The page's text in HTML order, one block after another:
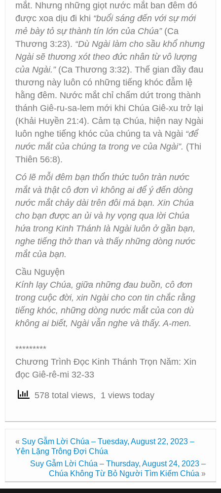
mắt. Nhưng những giọt nước mắt ban đêm đó
được xoa dịu đi khi “buổi sáng đến với sự mới
mẻ bày tỏ sự thành tín lớn của Chúa”(Ca
Thương 3:23). “Dù Ngài làm cho sầu khổ nhưng
Ngài sẽ thương xót theo đức nhân từ vô lượng
của Ngài.” (Ca Thương 3:32). Thế gian đầy đau
thương này luôn có những tiếng khóc đẫm lệ
hằng đêm. Nước mắt chỉ chấm dứt trong thành
thánh Giê-ru-sa-lem mới khi Chúa Giê-xu trở lại
(Khải Huyền 21:4). Cảm tạ Chúa, hiện nay Ngài
luôn nghe tiếng khóc của chúng ta và Ngài “để
nước mắt của chúng ta trong ve của Ngài”. (Thi
Thiên 56:8).
Có lẽ mỗi đêm bạn thổn thức tuôn tràn nước
mắt và thật cô đơn vì không ai để ý đến dòng
nước mắt chảy dài trên đôi má bạn. Xin Chúa
cho bạn được an ủi và hy vọng qua lời Chúa
hứa trong Kinh Thánh là Ngài luôn ở gần bạn,
nghe tiếng thở than và thấy những dòng nước
mắt của bạn.
Cầu Nguyện
Kính lạy Chúa, giữa những đau buồn, cô đơn
trong cuộc đời, xin Ngài cho con tin chắc rằng
tiếng khóc, những dòng nước mắt của con dù
không ai biết, Ngài vẫn nghe và thấy. A-men.
*********
Chương Trình Đọc Kinh Thánh Trọn Năm: Xin
đọc Giê-rê-mi 32-33
578 total views, 1 views today
« Suy Gẫm Lời Chúa – Tuesday, August 22, 2023 –
Yên Lặng Trông Đợi Chúa
Suy Gẫm Lời Chúa – Thursday, August 24, 2023 –
Chúa Không Từ Bỏ Người Tìm Kiếm Chúa »